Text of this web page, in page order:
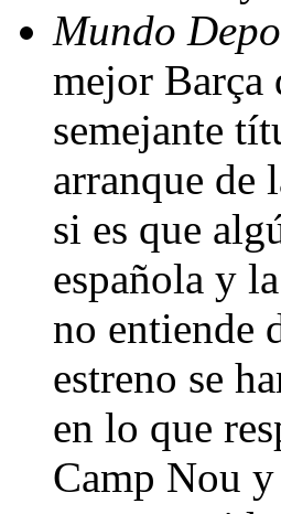
Mundo
mejor Barça
semejante
arranque de
si es que
española y
no entiende
estreno se
en lo que
Camp Nou